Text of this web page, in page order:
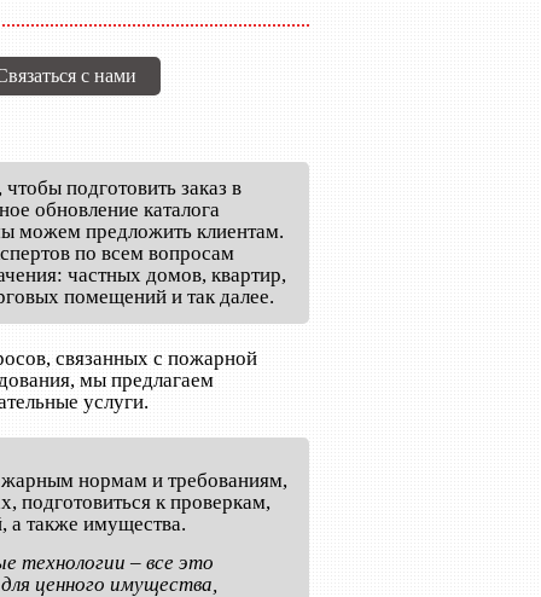
с нами
подготовить заказ в
обновление каталога
можем предложить клиентам.
по всем вопросам
частных домов, квартир,
помещений и так далее.
связанных с пожарной
мы предлагаем
услуги.
нормам и требованиям,
подготовиться к проверкам,
а также имущества.
технологии – все это
ценного имущества,
АКТЫ, ЗАКЛЮЧЕНИЯ СИСТЕМЫ БЕЗОПАСНОСТИ